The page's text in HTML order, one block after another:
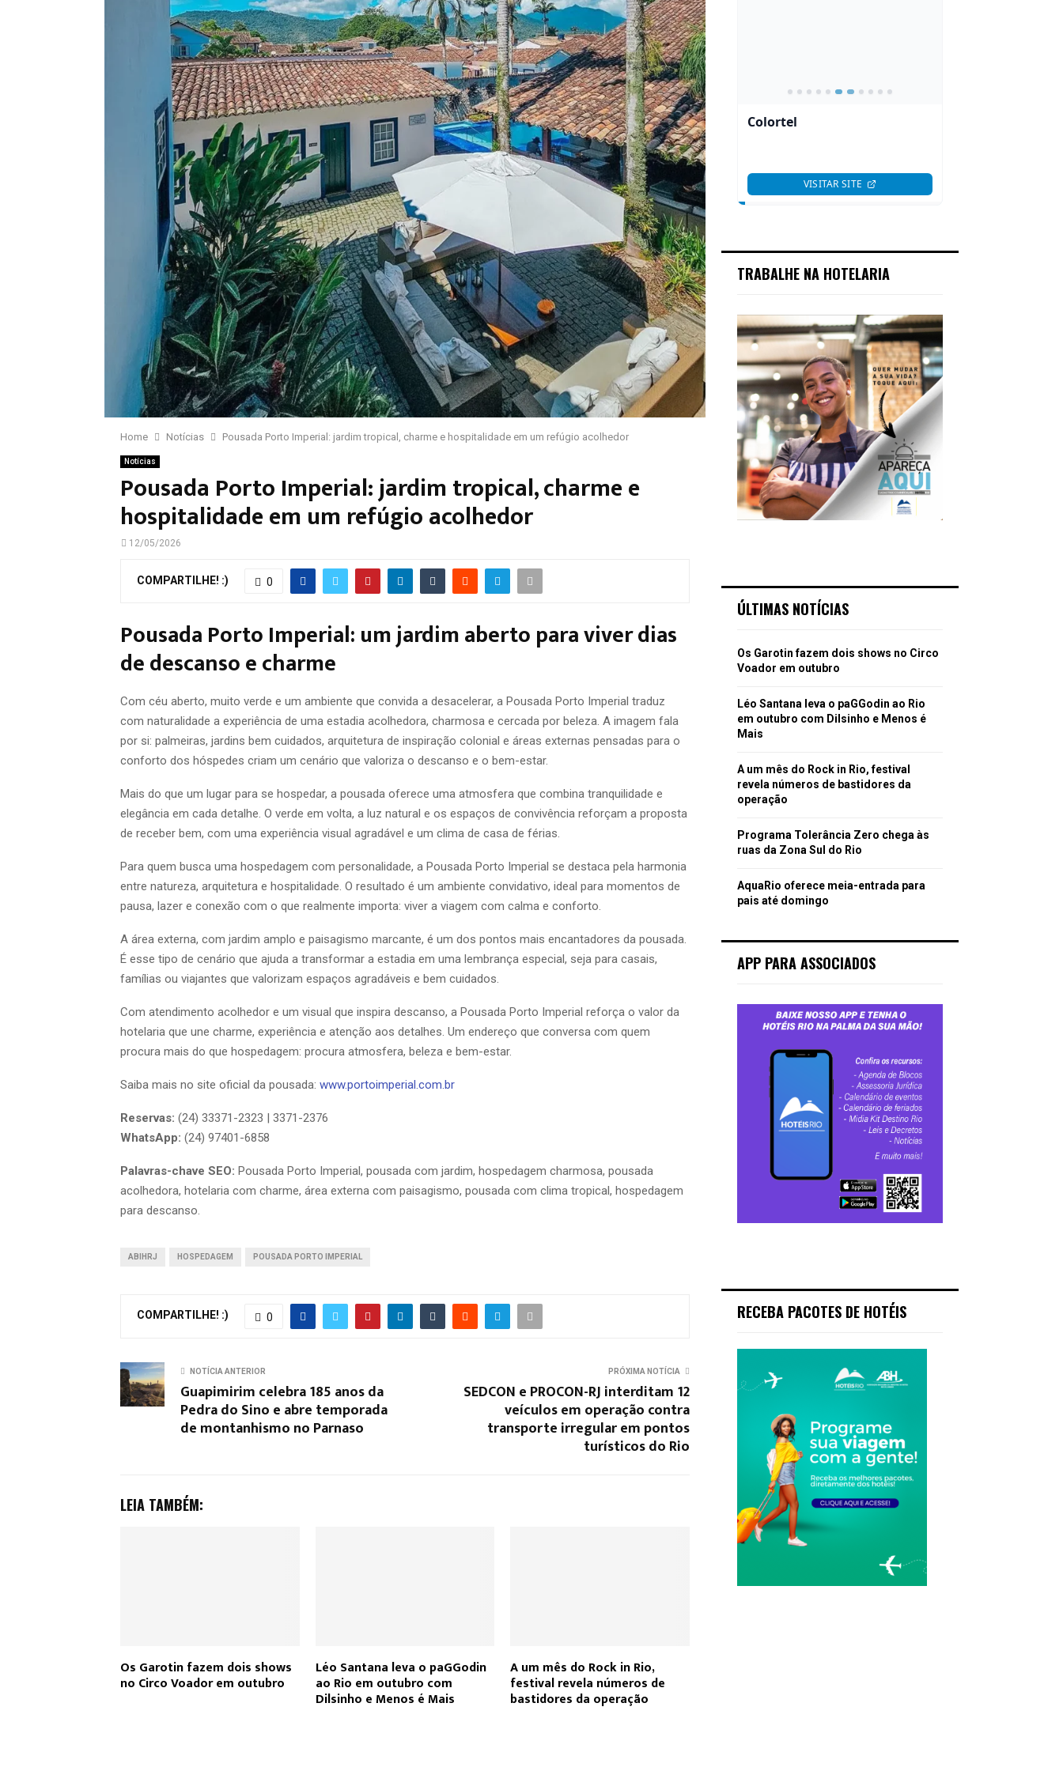
Home Notícias Pousada Porto Imperial: jardim tropical, charme e hospitalidade em um refúgio acolhedor
Notícias
Pousada Porto Imperial: jardim tropical, charme e
hospitalidade em um refúgio acolhedor
12/05/2026
COMPARTILHE! :) 0
Pousada Porto Imperial: um jardim aberto para viver dias
de descanso e charme
Com céu aberto, muito verde e um ambiente que convida a desacelerar, a Pousada Porto Imperial traduz
com naturalidade a experiência de uma estadia acolhedora, charmosa e cercada por beleza. A imagem fala
por si: palmeiras, jardins bem cuidados, arquitetura de inspiração colonial e áreas externas pensadas para o
conforto dos hóspedes criam um cenário que valoriza o descanso e o bem-estar.
Mais do que um lugar para se hospedar, a pousada oferece uma atmosfera que combina tranquilidade e
elegância em cada detalhe. O verde em volta, a luz natural e os espaços de convivência reforçam a proposta
de receber bem, com uma experiência visual agradável e um clima de casa de férias.
Para quem busca uma hospedagem com personalidade, a Pousada Porto Imperial se destaca pela harmonia
entre natureza, arquitetura e hospitalidade. O resultado é um ambiente convidativo, ideal para momentos de
pausa, lazer e conexão com o que realmente importa: viver a viagem com calma e conforto.
A área externa, com jardim amplo e paisagismo marcante, é um dos pontos mais encantadores da pousada.
É esse tipo de cenário que ajuda a transformar a estadia em uma lembrança especial, seja para casais,
famílias ou viajantes que valorizam espaços agradáveis e bem cuidados.
Com atendimento acolhedor e um visual que inspira descanso, a Pousada Porto Imperial reforça o valor da
hotelaria que une charme, experiência e atenção aos detalhes. Um endereço que conversa com quem
procura mais do que hospedagem: procura atmosfera, beleza e bem-estar.
Saiba mais no site oficial da pousada: www.portoimperial.com.br
Reservas: (24) 33371-2323 | 3371-2376
WhatsApp: (24) 97401-6858
Palavras-chave SEO: Pousada Porto Imperial, pousada com jardim, hospedagem charmosa, pousada
acolhedora, hotelaria com charme, área externa com paisagismo, pousada com clima tropical, hospedagem
para descanso.
ABIHRJ HOSPEDAGEM POUSADA PORTO IMPERIAL
COMPARTILHE! :) 0
NOTÍCIA ANTERIOR
Guapimirim celebra 185 anos da
Pedra do Sino e abre temporada
de montanhismo no Parnaso
PRÓXIMA NOTÍCIA
SEDCON e PROCON-RJ interditam 12
veículos em operação contra
transporte irregular em pontos
turísticos do Rio
LEIA TAMBÉM:
Os Garotin fazem dois shows
no Circo Voador em outubro
Léo Santana leva o paGGodin
ao Rio em outubro com
Dilsinho e Menos é Mais
A um mês do Rock in Rio,
festival revela números de
bastidores da operação
TRABALHE NA HOTELARIA
ÚLTIMAS NOTÍCIAS
Os Garotin fazem dois shows no Circo
Voador em outubro
Léo Santana leva o paGGodin ao Rio
em outubro com Dilsinho e Menos é
Mais
A um mês do Rock in Rio, festival
revela números de bastidores da
operação
Programa Tolerância Zero chega às
ruas da Zona Sul do Rio
AquaRio oferece meia-entrada para
pais até domingo
APP PARA ASSOCIADOS
RECEBA PACOTES DE HOTÉIS